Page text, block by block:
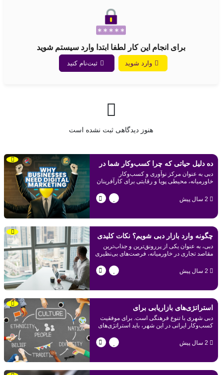
برای انجام این کار لطفا ابتدا وارد سیستم شوید
ثبت‌نام کنید وارد شوید
هنوز دیدگاهی ثبت نشده است
ده دلیل حیاتی که چرا کسب‌وکار شما در
دبی نیاز به بازاریابی دیجیتال دارد
دبی به عنوان مرکز نوآوری و کسب‌وکار
خاورمیانه، محیطی پویا و رقابتی برای کارآفرینان
2 سال پیش
چگونه وارد بازار دبی شویم؟ نکات کلیدی
برای کسب‌وکارهای ایرانی
دبی، به عنوان یکی از پررونق‌ترین و جذاب‌ترین
مقاصد تجاری در خاورمیانه، فرصت‌های بی‌نظیری
2 سال پیش
استراتژی‌های بازاریابی برای
کسب‌وکارهای ایرانی در دبی با توجه به
دبی شهری با تنوع فرهنگی است. برای موفقیت
کسب‌وکار ایرانی در این شهر، باید استراتژی‌های
طراحی کنید.
2 سال پیش